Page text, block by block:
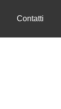
Contatti